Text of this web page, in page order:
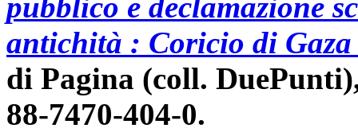
antichità : Coricio di Gaza
di Pagina (coll.
88-7470-404-0.